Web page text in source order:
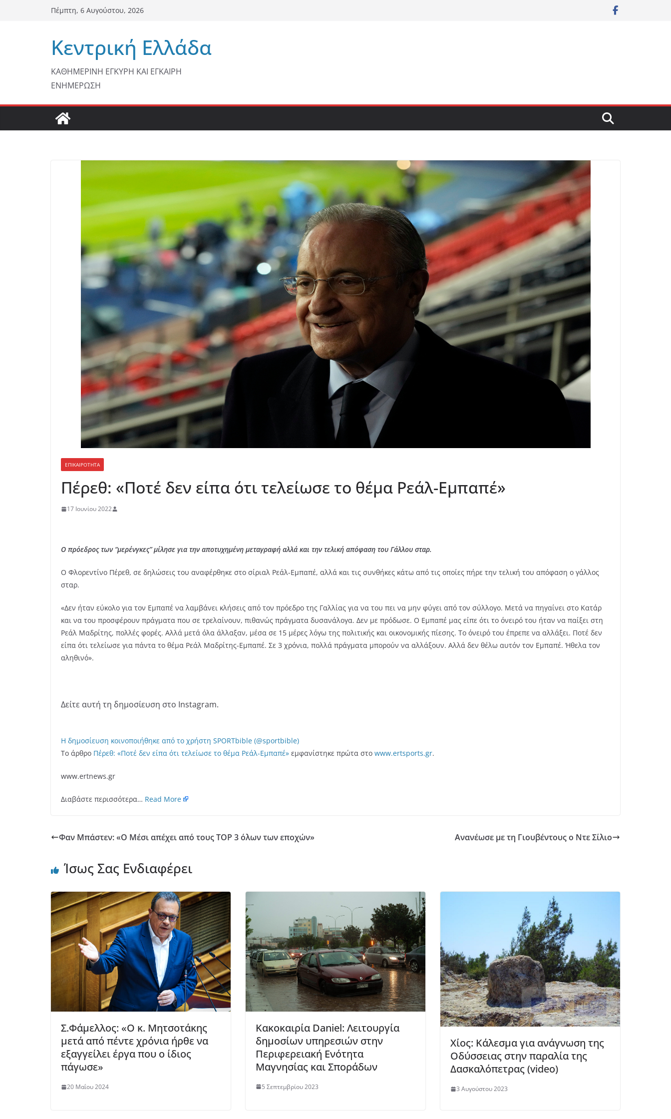
Πέμπτη, 6 Αυγούστου, 2026
Κεντρική Ελλάδα
ΚΑΘΗΜΕΡΙΝΗ ΕΓΚΥΡΗ ΚΑΙ ΕΓΚΑΙΡΗ
ΕΝΗΜΕΡΩΣΗ
ΕΠΙΚΑΙΡΟΤΗΤΑ
Πέρεθ: «Ποτέ δεν είπα ότι τελείωσε το θέμα Ρεάλ-Εμπαπέ»
17 Ιουνίου 2022
Ο πρόεδρος των “μερένγκες” μίλησε για την αποτυχημένη μεταγραφή αλλά και την τελική απόφαση του Γάλλου σταρ.
Ο Φλορεντίνο Πέρεθ, σε δηλώσεις του αναφέρθηκε στο σίριαλ Ρεάλ-Εμπαπέ, αλλά και τις συνθήκες κάτω από τις οποίες πήρε την τελική του απόφαση ο γάλλος
σταρ.
«Δεν ήταν εύκολο για τον Εμπαπέ να λαμβάνει κλήσεις από τον πρόεδρο της Γαλλίας για να του πει να μην φύγει από τον σύλλογο. Μετά να πηγαίνει στο Κατάρ
και να του προσφέρουν πράγματα που σε τρελαίνουν, πιθανώς πράγματα δυσανάλογα. Δεν με πρόδωσε. Ο Εμπαπέ μας είπε ότι το όνειρό του ήταν να παίξει στη
Ρεάλ Μαδρίτης, πολλές φορές. Αλλά μετά όλα άλλαξαν, μέσα σε 15 μέρες λόγω της πολιτικής και οικονομικής πίεσης. Το όνειρό του έπρεπε να αλλάξει. Ποτέ δεν
είπα ότι τελείωσε για πάντα το θέμα Ρεάλ Μαδρίτης-Εμπαπέ. Σε 3 χρόνια, πολλά πράγματα μπορούν να αλλάξουν. Αλλά δεν θέλω αυτόν τον Εμπαπέ. Ήθελα τον
αληθινό».
Δείτε αυτή τη δημοσίευση στο Instagram.
Η δημοσίευση κοινοποιήθηκε από το χρήστη SPORTbible (@sportbible)
Το άρθρο Πέρεθ: «Ποτέ δεν είπα ότι τελείωσε το θέμα Ρεάλ-Εμπαπέ» εμφανίστηκε πρώτα στο www.ertsports.gr.
www.ertnews.gr
Διαβάστε περισσότερα… Read More
Φαν Μπάστεν: «Ο Μέσι απέχει από τους ΤΟΡ 3 όλων των εποχών» Ανανέωσε με τη Γιουβέντους ο Ντε Σίλιο
Ίσως Σας Ενδιαφέρει
Σ.Φάμελλος: «Ο κ. Μητσοτάκης
μετά από πέντε χρόνια ήρθε να
εξαγγείλει έργα που ο ίδιος
πάγωσε»
20 Μαΐου 2024
Κακοκαιρία Daniel: Λειτουργία
δημοσίων υπηρεσιών στην
Περιφερειακή Ενότητα
Μαγνησίας και Σποράδων
5 Σεπτεμβρίου 2023
Χίος: Κάλεσμα για ανάγνωση της
Οδύσσειας στην παραλία της
Δασκαλόπετρας (video)
3 Αυγούστου 2023